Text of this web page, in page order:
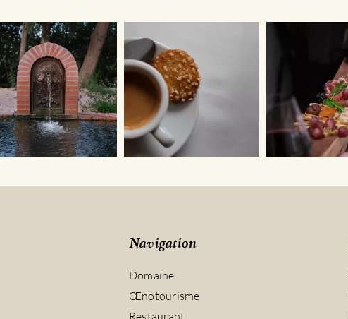
Navigation
Domaine
Œnotourisme